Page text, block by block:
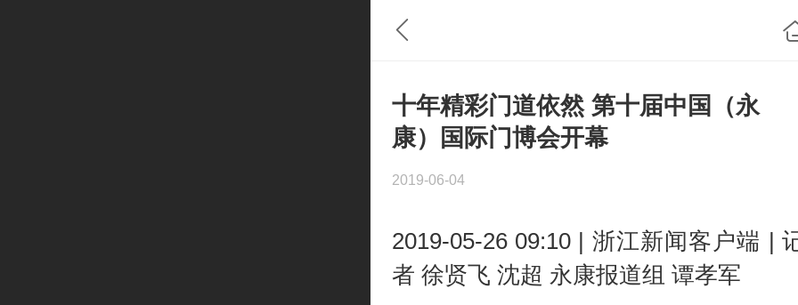
十年精彩门道依然 第十届中国（永
康）国际门博会开幕
2019-06-04
2019-05-26 09:10 | 浙江新闻客户端 |
者 徐贤飞 沈超 永康报道组 谭孝军